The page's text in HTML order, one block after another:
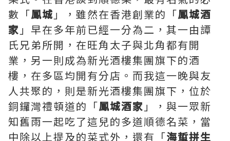
數「鳳城 」，雖然在香港創業的「鳳城酒
家 」早在多年前已經一分為二，其一由譚
氏兄弟所開，在旺角太子與北角都有開
業，另一則成為新光酒樓集團旗下的酒
樓，在多區均開有分店。而我這一晚與友
人共聚的，則是新光酒樓集團旗下，位於
銅鑼灣禮頓道的「鳳城酒家 」，與一眾新
知舊雨一起吃了這兒的多道順德名菜，當
中除以上提及的菜式外，還有「海蜇拼生